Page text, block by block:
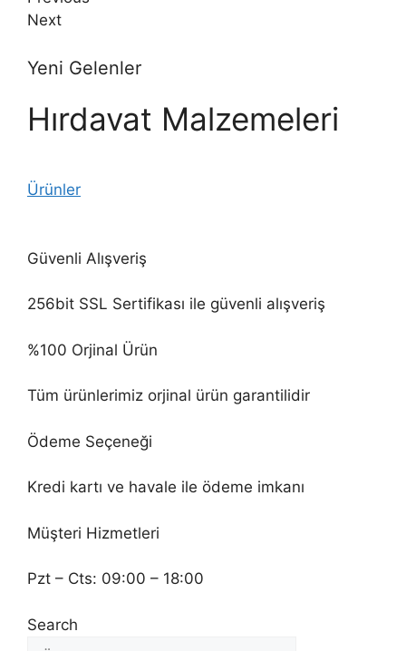
Next
Yeni Gelenler
Hırdavat Malzemeleri
Ürünler
Güvenli Alışveriş
256bit SSL Sertifikası ile güvenli alışveriş
%100 Orjinal Ürün
Tüm ürünlerimiz orjinal ürün garantilidir
Ödeme Seçeneği
Kredi kartı ve havale ile ödeme imkanı
Müşteri Hizmetleri
Pzt – Cts: 09:00 – 18:00
Search